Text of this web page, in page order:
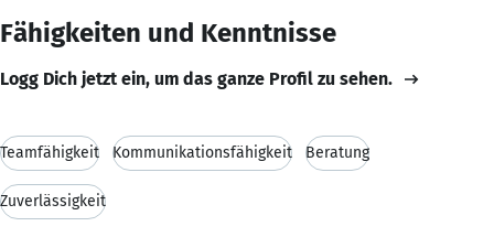
Fähigkeiten und Kenntnisse
Logg Dich jetzt ein, um das ganze Profil zu sehen.
Teamfähigkeit Kommunikationsfähigkeit Beratung
Zuverlässigkeit